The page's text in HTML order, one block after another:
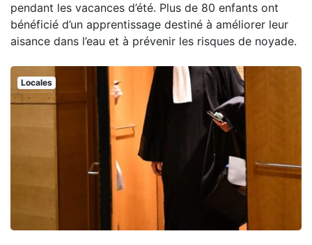
pendant les vacances d’été. Plus de 80 enfants ont
bénéficié d’un apprentissage destiné à améliorer leur
aisance dans l’eau et à prévenir les risques de noyade.
Locales